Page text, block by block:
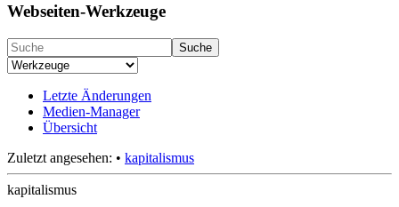
Webseiten-Werkzeuge
Suche
Letzte Änderungen
Medien-Manager
Übersicht
Zuletzt angesehen: • kapitalismus
kapitalismus